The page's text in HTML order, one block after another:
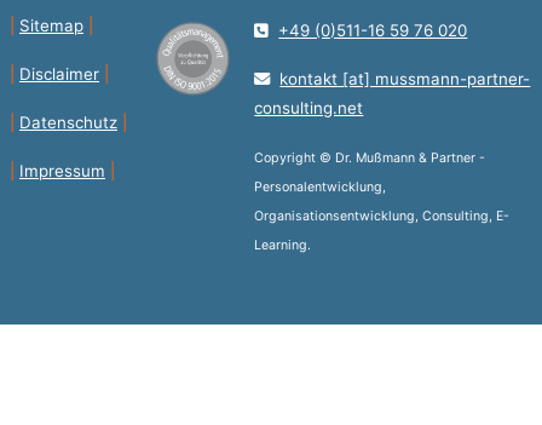
Sitemap
Disclaimer
Datenschutz
Impressum
+49 (0)511-16 59 76 020
kontakt [at] mussmann-partner-
consulting.net
Copyright © Dr. Mußmann & Partner -
Personalentwicklung,
Organisationsentwicklung, Consulting, E-
Learning.